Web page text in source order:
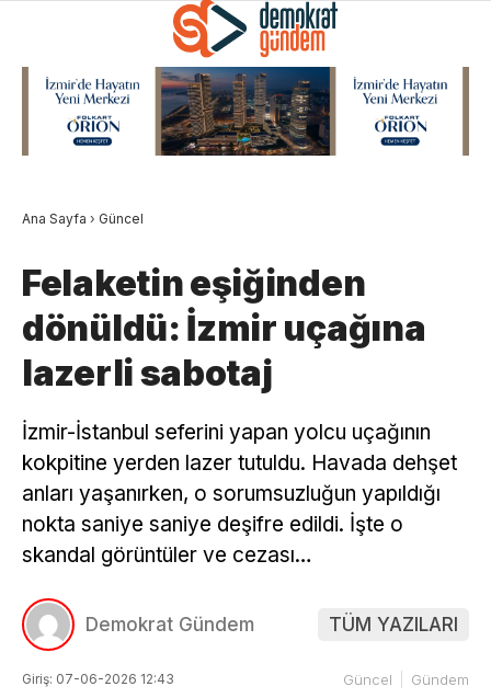
Ana Sayfa › Güncel
Felaketin eşiğinden
dönüldü: İzmir uçağına
lazerli sabotaj
İzmir-İstanbul seferini yapan yolcu uçağının
kokpitine yerden lazer tutuldu. Havada dehşet
anları yaşanırken, o sorumsuzluğun yapıldığı
nokta saniye saniye deşifre edildi. İşte o
skandal görüntüler ve cezası…
Demokrat Gündem TÜM YAZILARI
Giriş: 07-06-2026 12:43
Güncel Gündem